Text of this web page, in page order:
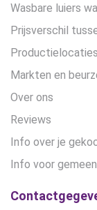
Wasbare luiers
Prijsverschil
Markten en
Over ons
Reviews
Info over je
Info voor